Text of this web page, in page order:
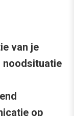
van je
noodsituatie
op